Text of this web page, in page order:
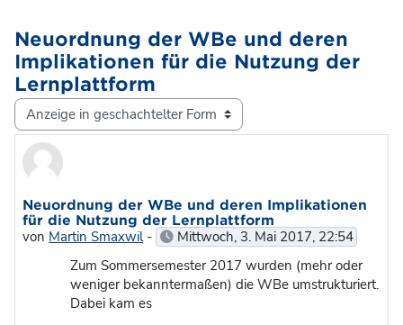
Neuordnung der WBe und deren
Implikationen für die Nutzung der
Lernplattform
Anzeigemodus
Neuordnung der WBe und deren Implikationen
für die Nutzung der Lernplattform
von Martin Smaxwil- Mittwoch, 3. Mai 2017, 22:54
Zum Sommersemester 2017 wurden (mehr oder
weniger bekanntermaßen) die WBe umstrukturiert.
Dabei kam es